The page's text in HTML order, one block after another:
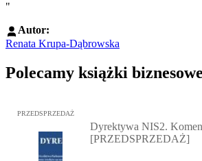
"
Autor:
Renata Krupa-Dąbrowska
Polecamy książki biznesowe
Przejdź do: Dyrektywa NIS2. Komentarz
PRZEDSPRZEDAŻ
Dyrektywa NIS2.
[PRZEDSPRZEDAŻ]